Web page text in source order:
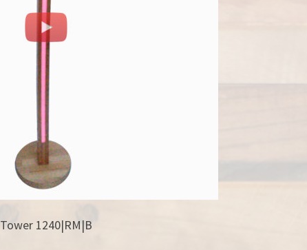
Tower 1240|RM|B